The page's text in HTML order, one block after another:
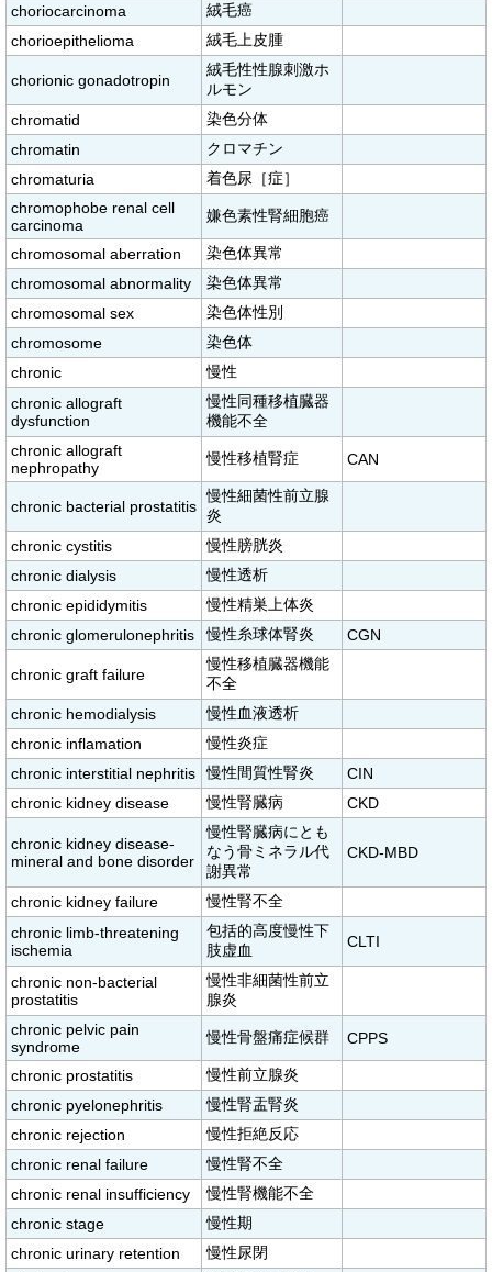
choriocarcinoma
絨毛癌
chorioepithelioma
絨毛上皮腫
chorionic gonadotropin
絨毛性性腺刺激ホ
ルモン
chromatid
染色分体
chromatin
クロマチン
chromaturia
着色尿［症］
chromophobe renal cell
carcinoma
嫌色素性腎細胞癌
chromosomal aberration
染色体異常
chromosomal abnormality
染色体異常
chromosomal sex
染色体性別
chromosome
染色体
chronic
慢性
chronic allograft
dysfunction
慢性同種移植臓器
機能不全
chronic allograft
nephropathy
慢性移植腎症 CAN
chronic bacterial prostatitis
慢性細菌性前立腺
炎
chronic cystitis
慢性膀胱炎
chronic dialysis
慢性透析
chronic epididymitis
慢性精巣上体炎
chronic glomerulonephritis
慢性糸球体腎炎 CGN
chronic graft failure
慢性移植臓器機能
不全
chronic hemodialysis
慢性血液透析
chronic inflamation
慢性炎症
chronic interstitial nephritis
慢性間質性腎炎
CIN
chronic kidney disease
慢性腎臓病 CKD
chronic kidney disease-
mineral and bone disorder
慢性腎臓病にとも
なう骨ミネラル代
謝異常
CKD-MBD
chronic kidney failure
慢性腎不全
chronic limb-threatening
ischemia
包括的高度慢性下
肢虚血
CLTI
chronic non-bacterial
prostatitis
慢性非細菌性前立
腺炎
chronic pelvic pain
syndrome
慢性骨盤痛症候群 CPPS
chronic prostatitis
慢性前立腺炎
chronic pyelonephritis
慢性腎盂腎炎
chronic rejection
慢性拒絶反応
chronic renal failure
慢性腎不全
chronic renal insufficiency
慢性腎機能不全
chronic stage
慢性期
chronic urinary retention
慢性尿閉